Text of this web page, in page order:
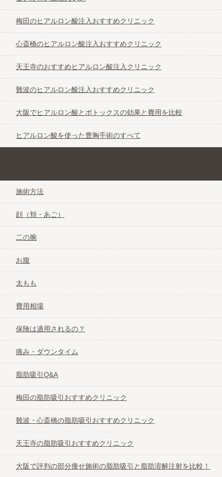
梅田のヒアルロン酸注入おすすめクリニック
心斎橋のヒアルロン酸注入おすすめクリニック
天王寺のおすすめヒアルロン酸注入クリニック
難波のヒアルロン酸注入おすすめクリニック
大阪でヒアルロン酸とボトックスの効果と費用を比較
ヒアルロン酸を使った豊胸手術のすべて
施術方法
顔（頬・あご）
二の腕
お腹
太もも
費用相場
保険は適用されるの？
痛み・ダウンタイム
脂肪吸引Q&A
梅田の脂肪吸引おすすめクリニック
難波・心斎橋の脂肪吸引おすすめクリニック
天王寺の脂肪吸引おすすめクリニック
大阪で評判の部分痩せ施術の脂肪吸引と脂肪溶解注射を比較！